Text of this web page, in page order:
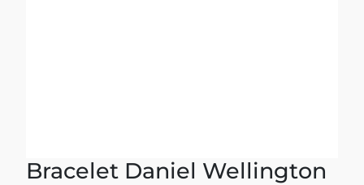
Bracelet Daniel Wellington